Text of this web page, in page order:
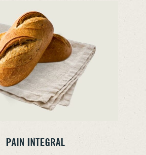
PAIN INTEGRAL